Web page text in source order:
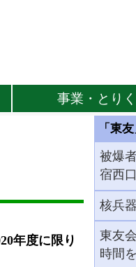
事業・とり
年度に限り
「東
被爆
宿西
核兵
東友
時間